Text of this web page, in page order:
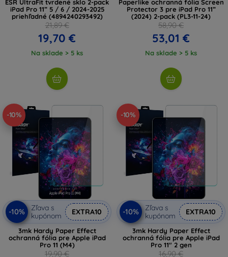
ESR UltraFit tvrdené sklo 2-pack
iPad Pro 11” 5 / 6 / 2024-2025
priehľadné (4894240293492)
21,89 €
19,70 €
Na sklade > 5 ks
Paperlike ochranná fólia Screen
Protector 3 pre iPad Pro 11”
(2024) 2-pack (PL3-11-24)
58,90 €
53,01 €
Na sklade > 5 ks
-10%
-10%
Zľava s
kupónom
EXTRA10
3mk Hardy Paper Effect
ochranná fólia pre Apple iPad
Pro 11 (M4)
19,90 €
-10%
-10%
Zľava s
kupónom
EXTRA10
3mk Hardy Paper Effect
ochranná fólia pre Apple iPad
Pro 11" 2 gen
16,90 €